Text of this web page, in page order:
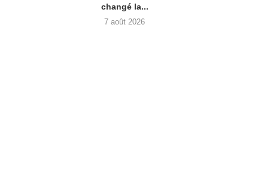
changé la...
7 août 2026